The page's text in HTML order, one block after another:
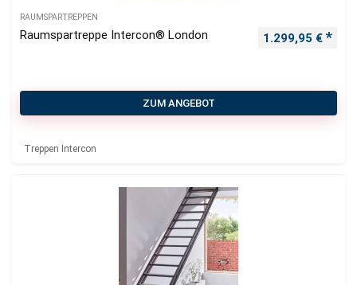
RAUMSPARTREPPEN
Raumspartreppe Intercon® London 1.299,95 €
ZUM ANGEBOT
Treppen Intercon